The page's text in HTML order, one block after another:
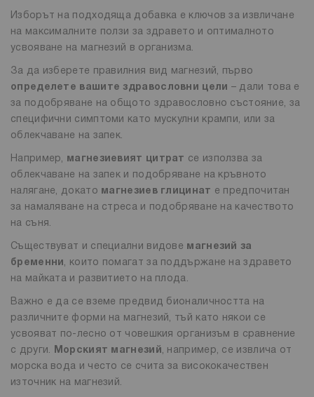
Изборът на подходяща добавка е ключов за извличане
на максималните ползи за здравето и оптималното
усвояване на магнезий в организма.
За да изберете правилния вид магнезий, първо
определете вашите здравословни цели
– дали това е
за подобряване на общото здравословно състояние, за
специфични симптоми като мускулни крампи, или за
облекчаване на запек.
Например, магнезиевият цитрат се използва за
облекчаване на запек и подобряване на кръвното
налягане, докато
магнезиев глицинат е предпочитан
за намаляване на стреса и подобряване на качеството
на съня.
Съществуват и специални видове
магнезий за
бременни , които помагат за поддържане на здравето
на майката и развитието на плода.
Важно е да се вземе предвид бионаличността на
различните форми на магнезий, тъй като някои се
усвояват по-лесно от човешкия организъм в сравнение
с други.
Морският магнезий , например, се извлича от
морска вода и често се счита за висококачествен
източник на магнезий.